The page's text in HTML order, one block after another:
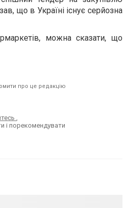
що в Україні існує серйозна
можна сказати, що
про це редакцію
,
і порекомендувати